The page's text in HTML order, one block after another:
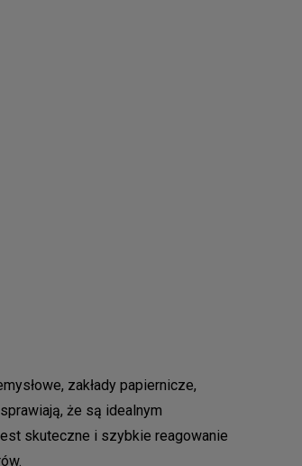
zakłady papiernicze,
że są idealnym
skuteczne i szybkie reagowanie